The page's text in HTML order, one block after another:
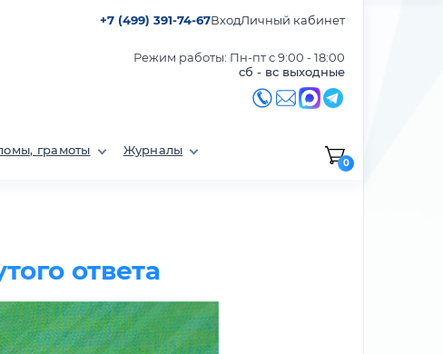
+7 (499) 391-74-67ВходЛичный кабинет
Режим работы: Пн-пт с 9:00 - 18:00
сб - вс выходные
грамоты Журналы
0
ответа